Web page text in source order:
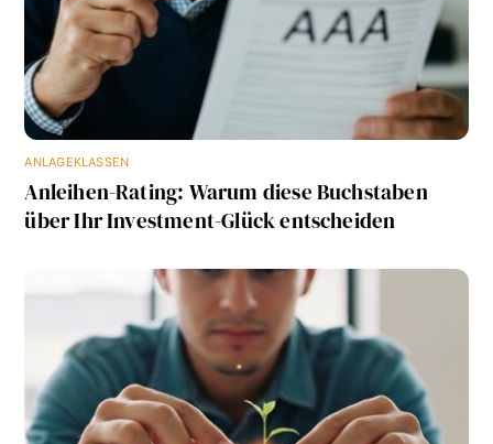
ANLAGEKLASSEN
Anleihen-Rating: Warum diese Buchstaben
über Ihr Investment-Glück entscheiden